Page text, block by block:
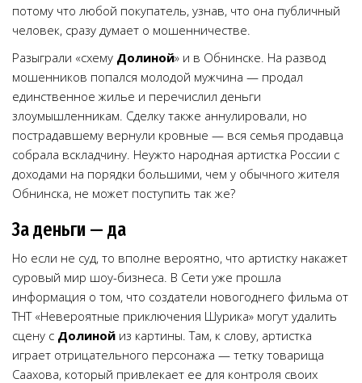
потому что любой покупатель, узнав, что она публичный
человек, сразу думает о мошенничестве.
Разыграли «схему Долиной» и в Обнинске. На развод
мошенников попался молодой мужчина — продал
единственное жилье и перечислил деньги
злоумышленникам. Сделку также аннулировали, но
пострадавшему вернули кровные — вся семья продавца
собрала вскладчину. Неужто народная артистка России с
доходами на порядки большими, чем у обычного жителя
Обнинска, не может поступить так же?
За деньги — да
Но если не суд, то вполне вероятно, что артистку накажет
суровый мир шоу-бизнеса. В Сети уже прошла
информация о том, что создатели новогоднего фильма от
ТНТ «Невероятные приключения Шурика» могут удалить
сцену с Долиной из картины. Там, к слову, артистка
играет отрицательного персонажа — тетку товарища
Саахова, который привлекает ее для контроля своих